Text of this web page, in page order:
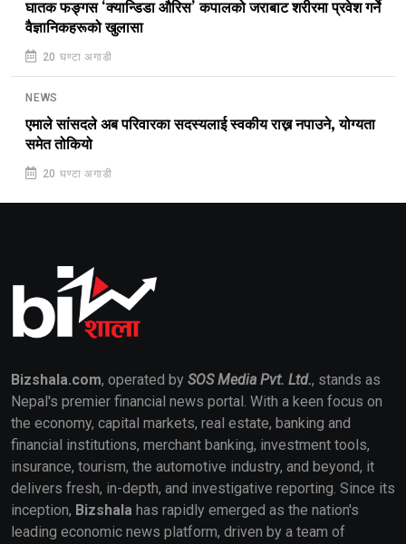
घातक फङ्गस ‘क्यान्डिडा औरिस’ कपालको जराबाट शरीरमा प्रवेश गर्ने
वैज्ञानिकहरूको खुलासा
20 घण्टा अगाडी
NEWS
एमाले सांसदले अब परिवारका सदस्यलाई स्वकीय राख्न नपाउने, योग्यता
समेत तोकियो
20 घण्टा अगाडी
Bizshala.com, operated by SOS Media Pvt. Ltd., stands as
Nepal's premier financial news portal. With a keen focus on
the economy, capital markets, real estate, banking and
financial institutions, merchant banking, investment tools,
insurance, tourism, the automotive industry, and beyond, it
delivers fresh, in-depth, and investigative reporting. Since its
inception, Bizshala has rapidly emerged as the nation's
leading economic news platform, driven by a team of